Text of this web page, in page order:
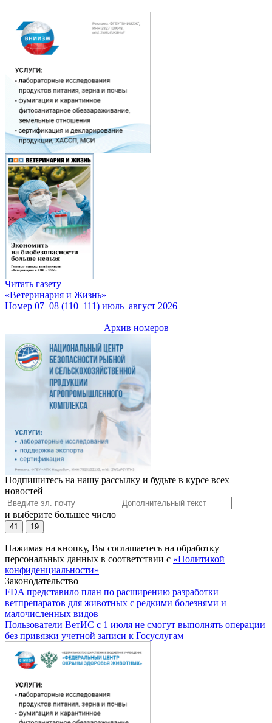
Читать газету
«Ветеринария и Жизнь»
Номер 07–08 (110–111) июль–август 2026
Архив номеров
Подпишитесь на нашу рассылку и будьте в курсе всех
новостей
и выберите большее число
41 19
Нажимая на кнопку, Вы соглашаетесь на обработку
персональных данных в соответствии с «Политикой
конфиденциальности»
Законодательство
FDA представило план по расширению разработки
ветпрепаратов для животных с редкими болезнями и
малочисленных видов
Пользователи ВетИС с 1 июля не смогут выполнять операции
без привязки учетной записи к Госуслугам